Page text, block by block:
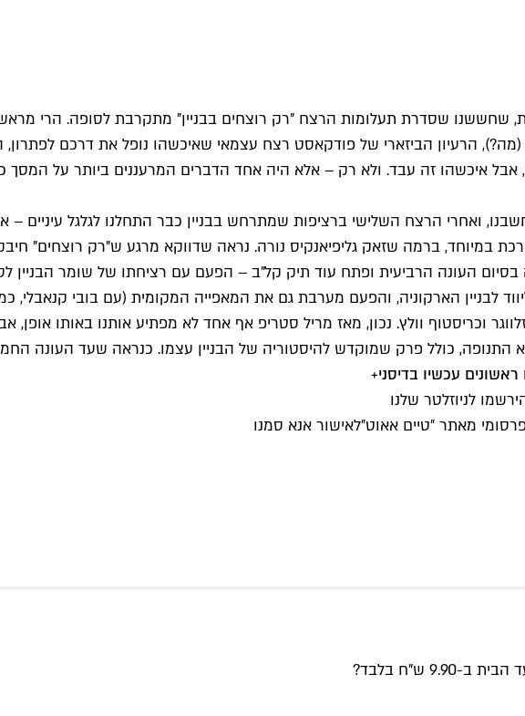
שחששנו שסדרת תעלומות הרצח "רק רוצחים בבניין" מתקרבת לסופה. הרי
(מה?), הרעיון הביזארי של פודקאסט רצח עצמאי שאיכשהו נופל את דרכם
איכשהו זה עבד. ולא רק – אלא היה אחד הדברים המרעננים ביותר על המסך
ואחרי הרצח השלישי ברציפות שמתרחש בבניין כבר התחלנו לגלגל
העונה הרביעית ופתח עוד תיק קל"ב – הפעם עם רציחתו של שומר הבניין
לבניין הארקוניה, והפעם מערבת גם את המאפייה המקומית (עם בובי
התנופה, כולל פרק שמוקדש להיסטוריה של הבניין עצמו. כנראה שעד העונה
לניוזלטר שלנו
מאתר ״טיים אאוט״לאישור אנא סמנו